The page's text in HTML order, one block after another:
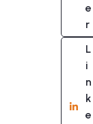
e
r
L
i
n
k
e